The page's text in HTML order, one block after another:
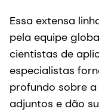
Essa extensa
pela equipe
cientistas de
especialistas
profundo sobre
adjuntos e dão